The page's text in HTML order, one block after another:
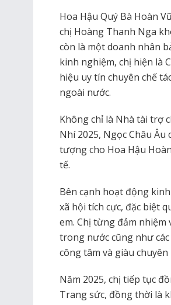
Hoa Hậu Quý Bà Hoàn
chị Hoàng Thanh Nga
còn là một doanh nhân
kinh nghiệm, chị hiện là
hiệu uy tín chuyên chế
ngoài nước.
Không chỉ là Nhà tài trợ
Nhí 2025, Ngọc Châu
tượng cho Hoa Hậu
tế.
Bên cạnh hoạt động
xã hội tích cực, đặc biệt
em. Chị từng đảm
trong nước cũng như
công tâm và giàu chuyên
Năm 2025, chị tiếp tục
Trang sức, đồng thời là